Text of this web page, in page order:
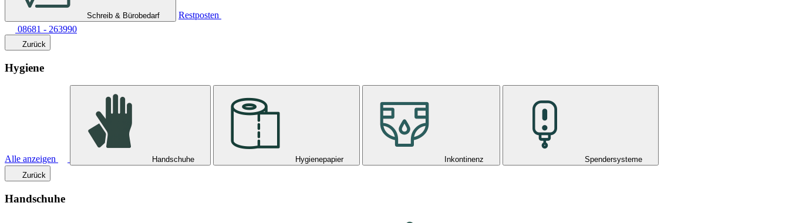
Schreib & Bürobedarf
Restposten
08681 - 263990
Zurück
Hygiene
Alle anzeigen Handschuhe Hygienepapier Inkontinenz
Spendersysteme
Zurück
Handschuhe